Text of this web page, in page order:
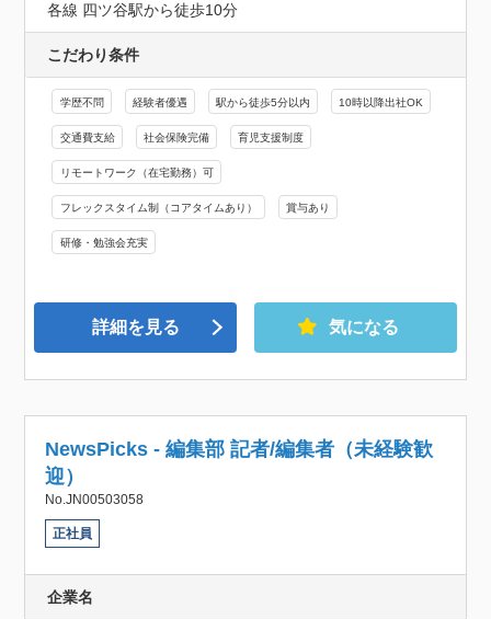
各線 四ツ谷駅から徒歩10分
こだわり条件
学歴不問 経験者優遇 駅から徒歩5分以内 10時以降出社OK
交通費支給 社会保険完備 育児支援制度
リモートワーク（在宅勤務）可
フレックスタイム制（コアタイムあり） 賞与あり
研修・勉強会充実
詳細を見る 気になる
NewsPicks - 編集部 記者/編集者（未経験歓
迎）
No.JN00503058
正社員
企業名